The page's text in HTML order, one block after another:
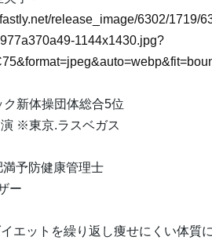
release_image/6302/1719/
1144x1430.jpg?
新体操団体総合5位
※東京.ラスベガス
予防健康管理士
ー
エットを繰り返し痩せにくい体質